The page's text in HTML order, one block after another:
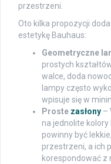
przestrzeni.
Oto kilka propozycji
estetykę Bauhaus:
Geometryczne
prostych
walce, doda
lampy często
wpisuje się w
Proste zasłony –
na jednolite
powinny być
przestrzeni, a ich
korespondować z